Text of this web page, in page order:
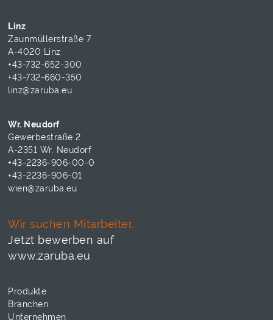
Linz
Zaunmüllerstraße 7
A-4020 Linz
+43-732-652-300
+43-732-660-350
linz@zaruba.eu
Wr. Neudorf
Gewerbestraße 2
A-2351 Wr. Neudorf
+43-2236-906-00-0
+43-2236-906-01
wien@zaruba.eu
Wir suchen Mitarbeiter.
Jetzt bewerben auf
www.zaruba.eu
Produkte
Branchen
Unternehmen